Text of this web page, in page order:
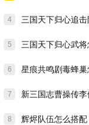
4
5
6
7
8 辉烬队伍怎么搭